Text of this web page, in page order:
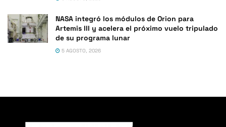
NASA integró los módulos de Orion para
Artemis III y acelera el próximo vuelo tripulado
de su programa lunar
5 AGOSTO, 2026